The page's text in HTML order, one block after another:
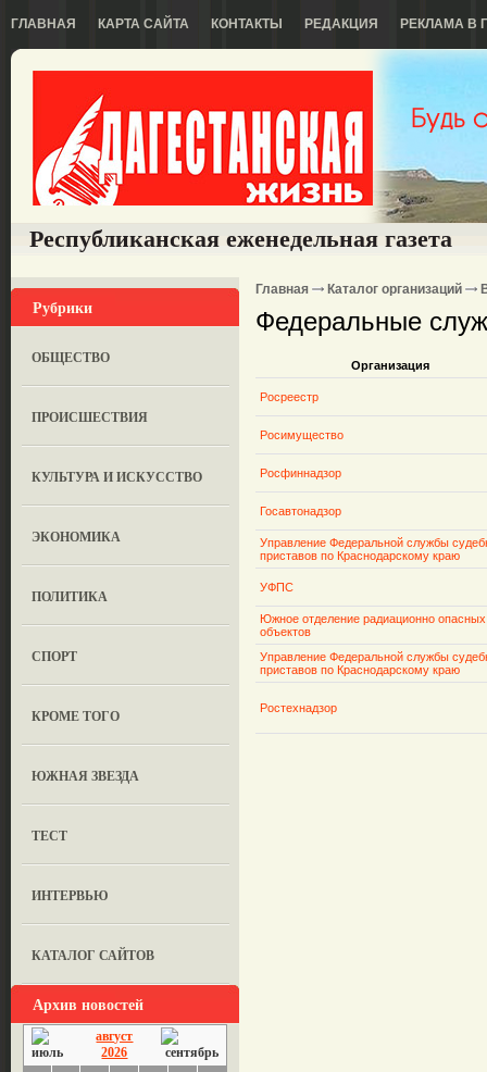
ГЛАВНАЯ КАРТА САЙТА КОНТАКТЫ РЕДАКЦИЯ РЕКЛАМА В
Республиканская еженедельная газета
Рубрики
ОБЩЕСТВО
ПРОИСШЕСТВИЯ
КУЛЬТУРА И ИСКУССТВО
ЭКОНОМИКА
ПОЛИТИКА
СПОРТ
КРОМЕ ТОГО
ЮЖНАЯ ЗВЕЗДА
ТЕСТ
ИНТЕРВЬЮ
КАТАЛОГ САЙТОВ
Архив новостей
август
2026
Главная Каталог организаций
Федеральные
Организация
Росреестр
Росимущество
Росфиннадзор
Госавтонадзор
Управление Федеральной службы
приставов по Краснодарскому краю
УФПС
Южное отделение радиационно опасных
объектов
Управление Федеральной службы
приставов по Краснодарскому краю
Ростехнадзор